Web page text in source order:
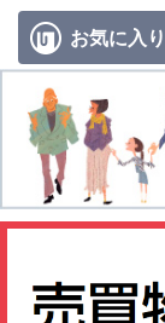
お気に入り